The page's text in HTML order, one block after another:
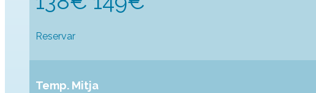
Reservar
Temp. Mitja